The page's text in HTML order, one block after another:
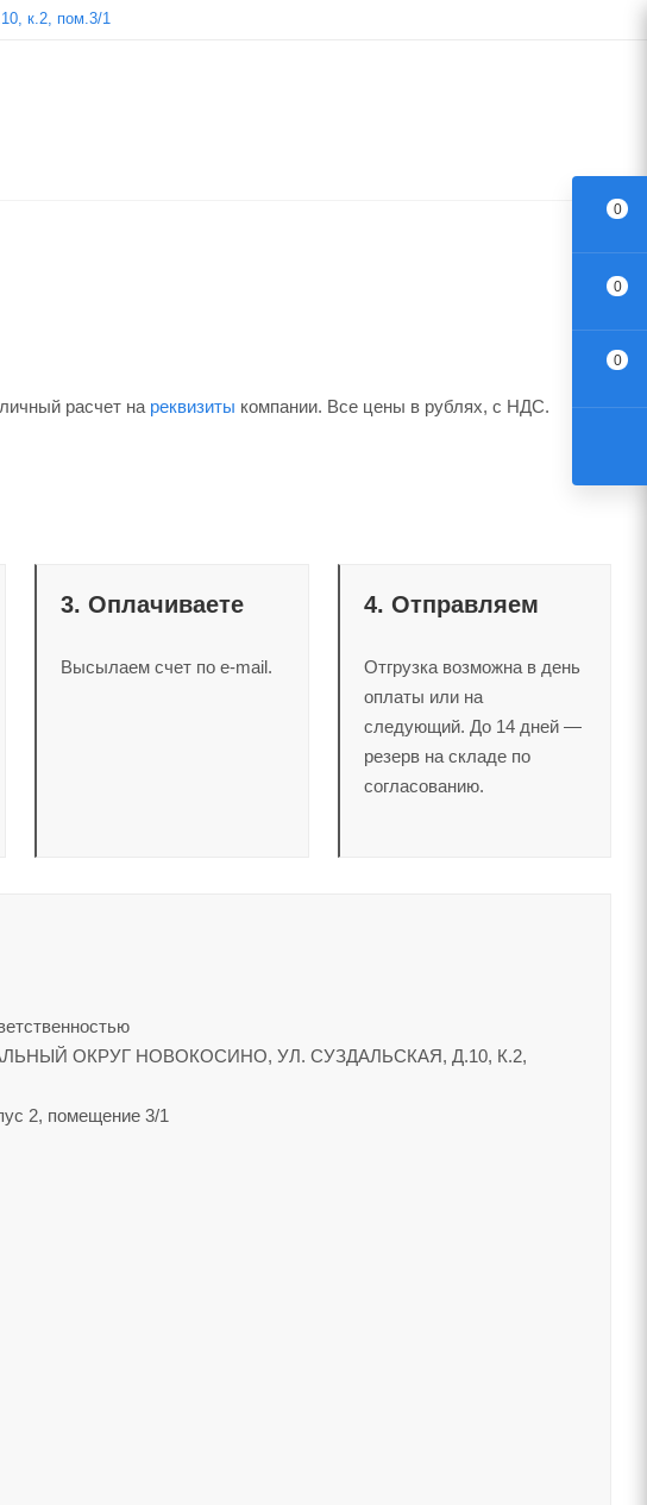
к.2, пом.3/1
расчет на реквизиты компании. Все цены в рублях, с НДС.
3. Оплачиваете
Высылаем счет по e-mail.
4. Отправляем
Отгрузка возможна в день
оплаты или на
следующий. До 14 дней —
резерв на складе по
согласованию.
ОКРУГ НОВОКОСИНО, УЛ. СУЗДАЛЬСКАЯ, Д.10, К.2,
2, помещение 3/1
0
0
0